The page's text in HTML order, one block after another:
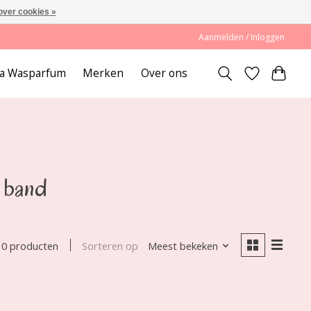
Aanmelden / Inloggen
Wasparfum Merken Over ons
0 producten Sorteren op Meest bekeken
cookies »